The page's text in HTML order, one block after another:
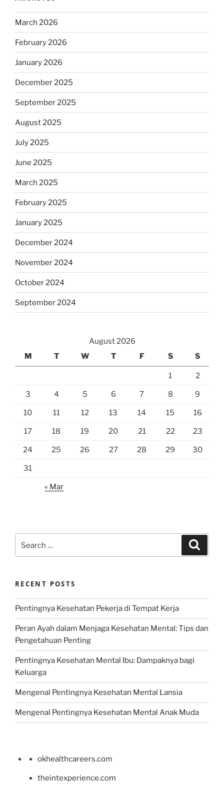
March 2026
February 2026
January 2026
December 2025
September 2025
August 2025
July 2025
June 2025
March 2025
February 2025
January 2025
December 2024
November 2024
October 2024
September 2024
August 2026
M
T W T F S S
1 2
3 4 5 6 7 8 9
10 11 12 13 14 15 16
17 18 19 20 21 22 23
24 25 26 27 28 29 30
31
« Mar
for:
RECENT POSTS
Pentingnya Kesehatan Pekerja di Tempat Kerja
Peran Ayah dalam Menjaga Kesehatan Mental: Tips dan
Pengetahuan Penting
Pentingnya Kesehatan Mental Ibu: Dampaknya bagi
Keluarga
Mengenal Pentingnya Kesehatan Mental Lansia
Mengenal Pentingnya Kesehatan Mental Anak Muda
okhealthcareers.com
theintexperience.com